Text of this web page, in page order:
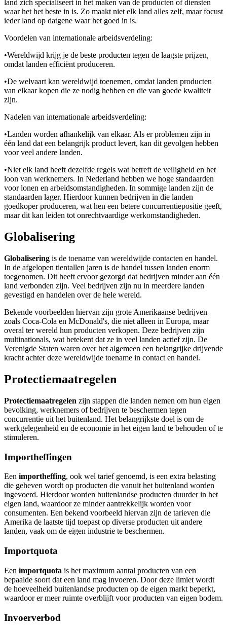
land zich specialiseert in het maken van de producten of diensten
waar het het beste in is. Zo maakt niet elk land alles zelf, maar focust
ieder land op datgene waar het goed in is.
Voordelen van internationale arbeidsverdeling:
•Wereldwijd krijg je de beste producten tegen de laagste prijzen,
omdat landen efficiënt produceren.
•De welvaart kan wereldwijd toenemen, omdat landen producten
van elkaar kopen die ze nodig hebben en die van goede kwaliteit
zijn.
Nadelen van internationale arbeidsverdeling:
•Landen worden afhankelijk van elkaar. Als er problemen zijn in
één land dat een belangrijk product levert, kan dit gevolgen hebben
voor veel andere landen.
•Niet elk land heeft dezelfde regels wat betreft de veiligheid en het
loon van werknemers. In Nederland hebben we hoge standaarden
voor lonen en arbeidsomstandigheden. In sommige landen zijn de
standaarden lager. Hierdoor kunnen bedrijven in die landen
goedkoper produceren, wat hen een betere concurrentiepositie geeft,
maar dit kan leiden tot onrechtvaardige werkomstandigheden.
Globalisering
Globalisering is de toename van wereldwijde contacten en handel.
In de afgelopen tientallen jaren is de handel tussen landen enorm
toegenomen. Dit heeft ervoor gezorgd dat bedrijven minder aan één
land verbonden zijn. Veel bedrijven zijn nu in meerdere landen
gevestigd en handelen over de hele wereld.
Bekende voorbeelden hiervan zijn grote Amerikaanse bedrijven
zoals Coca-Cola en McDonald's, die niet alleen in Europa, maar
overal ter wereld hun producten verkopen. Deze bedrijven zijn
multinationals, wat betekent dat ze in veel landen actief zijn. De
Verenigde Staten waren over het algemeen een belangrijke drijvende
kracht achter deze wereldwijde toename in contact en handel.
Protectiemaatregelen
Protectiemaatregelen zijn stappen die landen nemen om hun eigen
bevolking, werknemers of bedrijven te beschermen tegen
concurrentie uit het buitenland. Het belangrijkste doel is om de
werkgelegenheid en de economie in het eigen land te behouden of te
stimuleren.
Importheffingen
Een importheffing, ook wel tarief genoemd, is een extra belasting
die geheven wordt op producten die vanuit het buitenland worden
ingevoerd. Hierdoor worden buitenlandse producten duurder in het
eigen land, waardoor ze minder aantrekkelijk worden voor
consumenten. Een bekend voorbeeld hiervan zijn de tarieven die
Amerika de laatste tijd toepast op diverse producten uit andere
landen, vaak om de eigen industrie te beschermen.
Importquota
Een importquota is het maximum aantal producten van een
bepaalde soort dat een land mag invoeren. Door deze limiet wordt
de hoeveelheid buitenlandse producten op de eigen markt beperkt,
waardoor er meer ruimte overblijft voor producten van eigen bodem.
Invoerverbod